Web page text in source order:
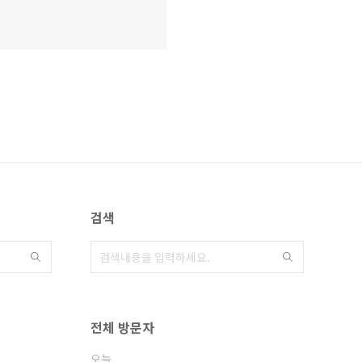
검색
전체 방문자
오늘